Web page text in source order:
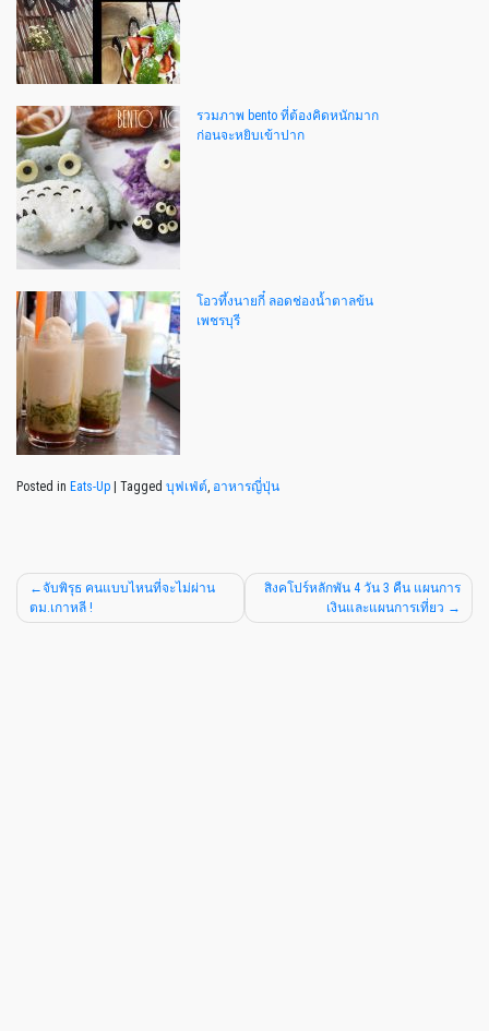
รวมภาพ bento ที่ต้องคิดหนักมาก
ก่อนจะหยิบเข้าปาก
โอวทึ้งนายกี๋ ลอดช่องน้ำตาลข้น
เพชรบุรี
Posted in Eats-Up | Tagged บุฟเฟ่ต์ อาหารญี่ปุ่น
จับพิรุธ คนแบบไหนที่จะไม่ผ่าน
ตม.เกาหลี !
สิงคโปร์หลักพัน 4 วัน 3 คืน แผนการ
เงินและแผนการเที่ยว